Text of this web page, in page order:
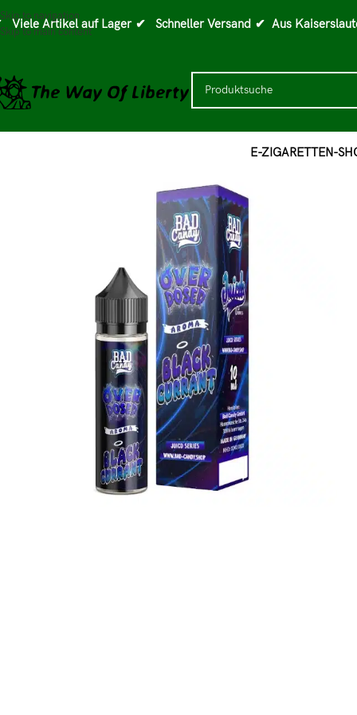
Skip to navigation
Skip to main content
Viele Artikel auf Lager ✔ Schneller Versand ✔ Aus
E-ZIGARETTEN-